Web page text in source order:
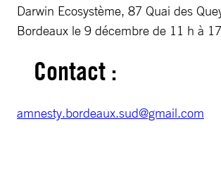
Darwin Ecosystème, 87 Quai des
Bordeaux le 9 décembre de 11 h à
Contact :
amnesty.bordeaux.sud@gmail.com